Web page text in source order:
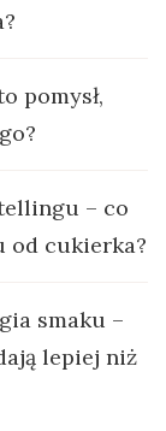
pomysł,
– co
od cukierka?
smaku –
lepiej niż